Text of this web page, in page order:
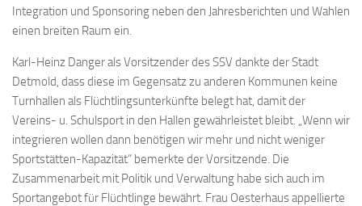
Integration und Sponsoring neben den Jahresberichten und Wahlen
einen breiten Raum ein.
Karl-Heinz Danger als Vorsitzender des SSV dankte der Stadt
Detmold, dass diese im Gegensatz zu anderen Kommunen keine
Turnhallen als Flüchtlingsunterkünfte belegt hat, damit der
Vereins- u. Schulsport in den Hallen gewährleistet bleibt. „Wenn wir
integrieren wollen dann benötigen wir mehr und nicht weniger
Sportstätten-Kapazität“ bemerkte der Vorsitzende. Die
Zusammenarbeit mit Politik und Verwaltung habe sich auch im
Sportangebot für Flüchtlinge bewährt. Frau Oesterhaus appellierte